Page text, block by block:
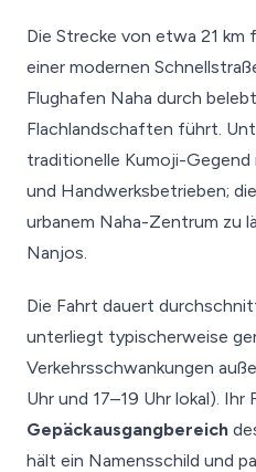
Die Strecke von etwa 21 km
einer modernen
Flughafen Naha durch
Flachlandschaften führt.
traditionelle Kumoji-Gegend
und Handwerksbetrieben;
urbanem Naha-Zentrum zu
Nanjos.
Die Fahrt dauert
unterliegt typischerweise
Verkehrsschwankungen
Uhr und 17–19 Uhr lokal). Ihr
Gepäckausgangbereich
hält ein Namensschild und